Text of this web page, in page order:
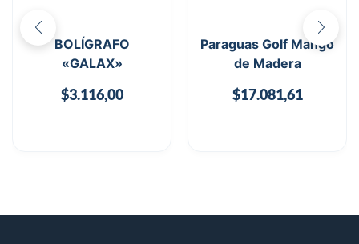
BOLÍGRAFO
«GALAX»
$3.116,00
Paraguas Golf Mango
de Madera
$17.081,61